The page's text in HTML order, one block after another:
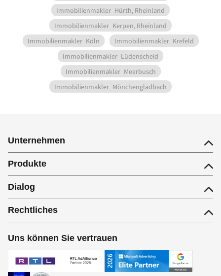
Immobilienmakler Hürth, Rheinland
Immobilienmakler Kerpen, Rheinland
Immobilienmakler Köln Immobilienmakler Krefeld
Immobilienmakler Lüdenscheid
Immobilienmakler Meerbusch
Immobilienmakler Mönchengladbach
Unternehmen
Produkte
Dialog
Rechtliches
Uns können Sie vertrauen